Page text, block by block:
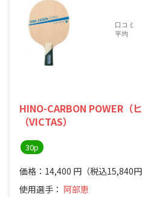
HINO-CARBON POWER（
（VICTAS）
30p
価格：14,400 円 （税込15,840円
使用選手： 阿部恵
口コミ
平均